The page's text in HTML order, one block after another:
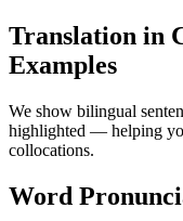
Translation in
Examples
We show bilingual
highlighted — helping
collocations.
Word